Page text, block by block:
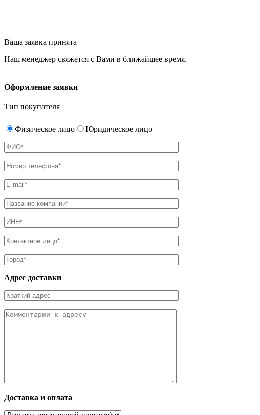
Ваша заявка принята
Наш менеджер свяжется с Вами в ближайшее время.
Оформление заявки
Тип покупателя
Физическое лицо Юридическое лицо
Адрес доставки
Доставка и оплата